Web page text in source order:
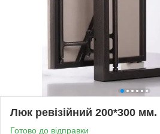
Люк ревізійний 200*300 мм.
Готово до відправки